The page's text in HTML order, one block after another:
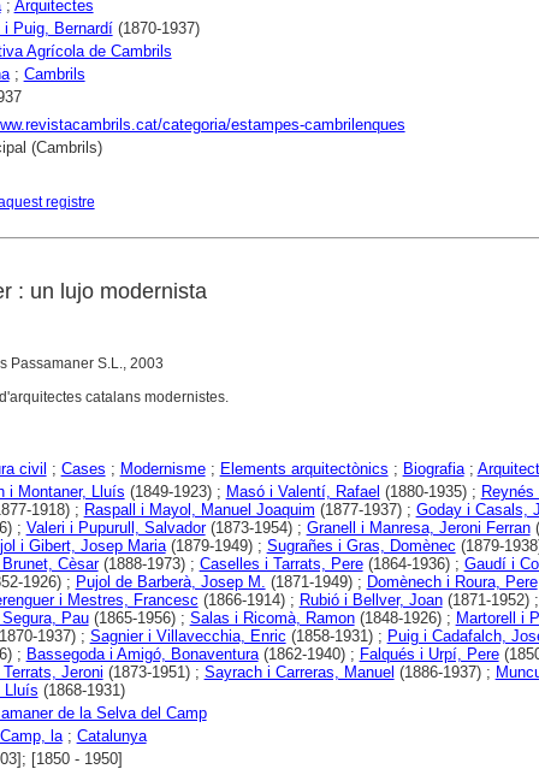
; Arquitectes
i Puig, Bernardí(1870-1937)
Agrícola de Cambrils
; Cambrils
categoria/estampes-cambrilenques
(Cambrils)
registre
: un lujo modernista
Passamaner S.L., 2003
catalans modernistes.
civil ; Cases ; Modernisme; Elements arquitectònics ; Biografia;
i Montaner, Lluís (1849-1923) ; Masó i Valentí, Rafael (1880-1935) ; Reynés
1918) ; Raspall i Mayol, Manuel Joaquim (1877-1937) ; Goday i Casals,
; Valeri i Pupurull, Salvador(1873-1954) ; Granell i Manresa, Jeroni Ferran
i Gibert, Josep Maria(1879-1949) ; Sugrañes i Gras, Domènec (1879-
Cèsar(1888-1973) ; Caselles i Tarrats, Pere(1864-1936) ; Gaudí i
1926) ; Pujol de Barberà, Josep M. (1871-1949) ; Domènech i Roura, Pere
i Mestres, Francesc (1866-1914) ; Rubió i Bellver, Joan(1871-1952) ;
Pau(1865-1956) ; Salas i Ricomà, Ramon(1848-1926) ; Martorell i
1937) ; Sagnier i Villavecchia, Enric (1858-1931) ; Puig i Cadafalch,
; Bassegoda i Amigó, Bonaventura(1862-1940) ; Falqués i Urpí, Pere
Jeroni (1873-1951) ; Sayrach i Carreras, Manuel (1886-1937) ;
Lluís (1868-1931)
de la Selva del Camp
la; Catalunya
[1850 - 1950]